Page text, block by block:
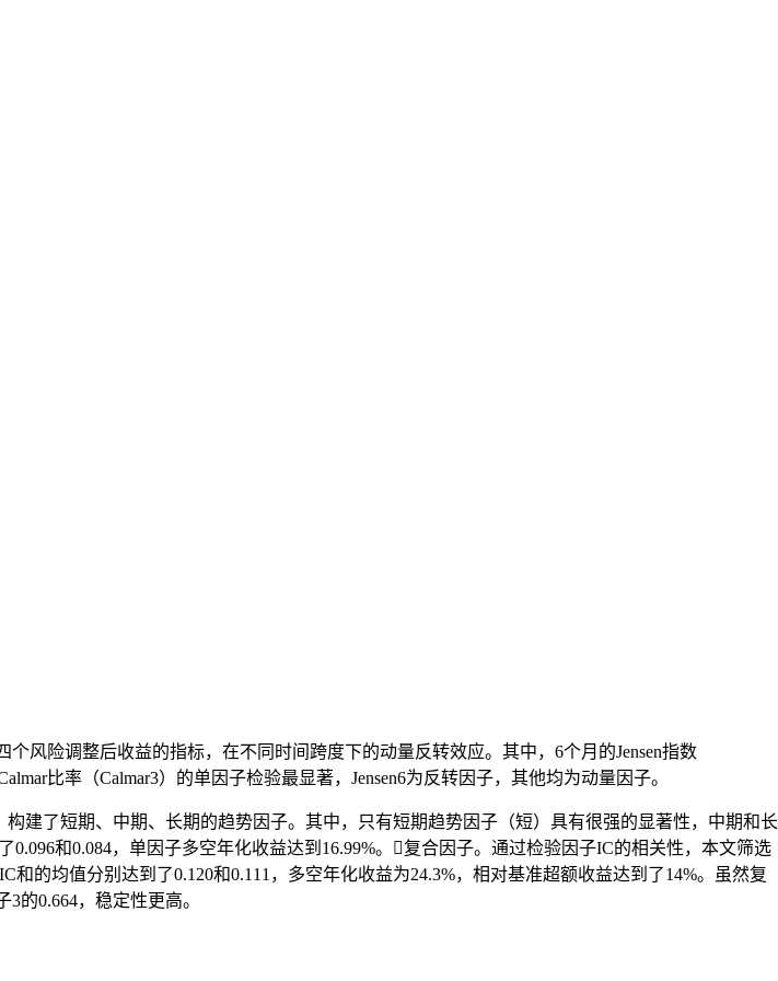
风险调整后收益的指标，在不同时间跨度下的动量反转效应。其中，6个月的Jensen指数
比率（Calmar3）的单因子检验最显著，Jensen6为反转因子，其他均为动量因子。
建了短期、中期、长期的趋势因子。其中，只有短期趋势因子（短）具有很强的显著性，中期和长
和0.084，单因子多空年化收益达到16.99%。复合因子。通过检验因子IC的相关性，本文筛选
的均值分别达到了0.120和0.111，多空年化收益为24.3%，相对基准超额收益达到了14%。虽然复
的0.664，稳定性更高。